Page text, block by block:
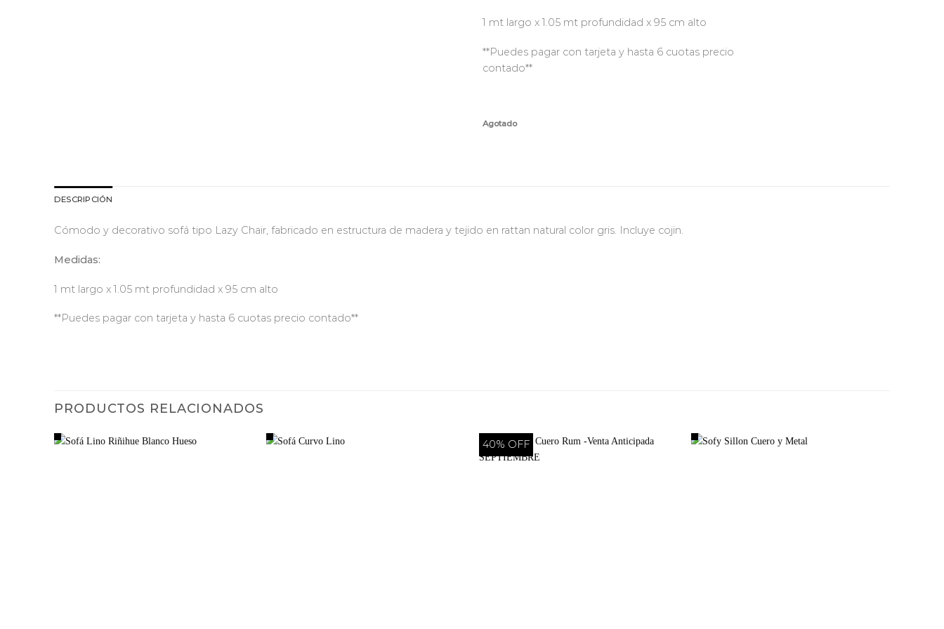
1 mt largo x 1.05 mt profundidad x 95 cm alto
**Puedes pagar con tarjeta y hasta 6 cuotas precio
contado**
Agotado
DESCRIPCIÓN
Cómodo y decorativo sofá tipo Lazy Chair, fabricado en estructura de madera y tejido en rattan natural color gris. Incluye cojin.
Medidas:
1 mt largo x 1.05 mt profundidad x 95 cm alto
**Puedes pagar con tarjeta y hasta 6 cuotas precio contado**
PRODUCTOS RELACIONADOS
40% OFF